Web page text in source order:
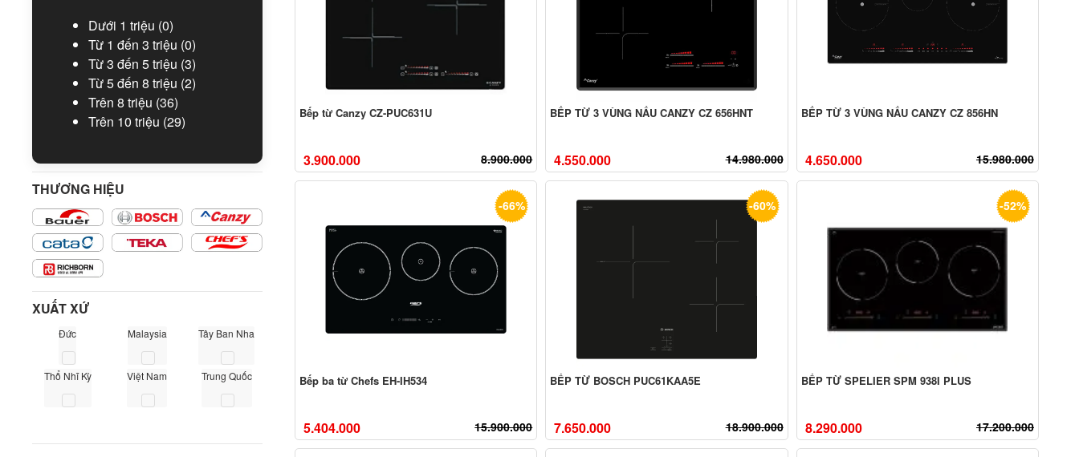
Dưới 1 triệu (0)
Từ 1 đến 3 triệu (0)
Từ 3 đến 5 triệu (3)
Từ 5 đến 8 triệu (2)
Trên 8 triệu (36)
Trên 10 triệu (29)
THƯƠNG HIỆU
XUẤT XỨ
Đức Malaysia Tây Ban Nha
Thổ Nhĩ Kỳ Việt Nam Trung Quốc
Bếp từ Canzy CZ-PUC631U
3.900.000 8.900.000
BẾP TỪ 3 VÙNG NẤU CANZY CZ 656HNT
4.550.000 14.980.000
BẾP TỪ 3 VÙNG NẤU CANZY CZ 856HN
4.650.000 15.980.000
-66%
Bếp ba từ Chefs EH-IH534
5.404.000 15.900.000
-60%
BẾP TỪ BOSCH PUC61KAA5E
7.650.000 18.900.000
-52%
BẾP TỪ SPELIER SPM 938I PLUS
8.290.000 17.200.000